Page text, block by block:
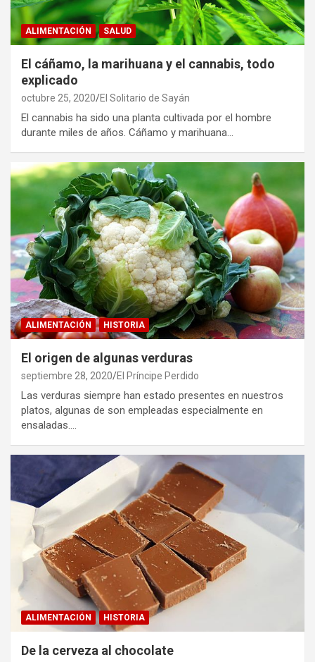
ALIMENTACIÓN SALUD
El cáñamo, la marihuana y el cannabis, todo
explicado
octubre 25, 2020 El Solitario de Sayán
El cannabis ha sido una planta cultivada por el hombre
durante miles de años. Cáñamo y marihuana…
ALIMENTACIÓN HISTORIA
El origen de algunas verduras
septiembre 28, 2020 El Príncipe Perdido
Las verduras siempre han estado presentes en nuestros
platos, algunas de son empleadas especialmente en
ensaladas.…
ALIMENTACIÓN HISTORIA
De la cerveza al chocolate